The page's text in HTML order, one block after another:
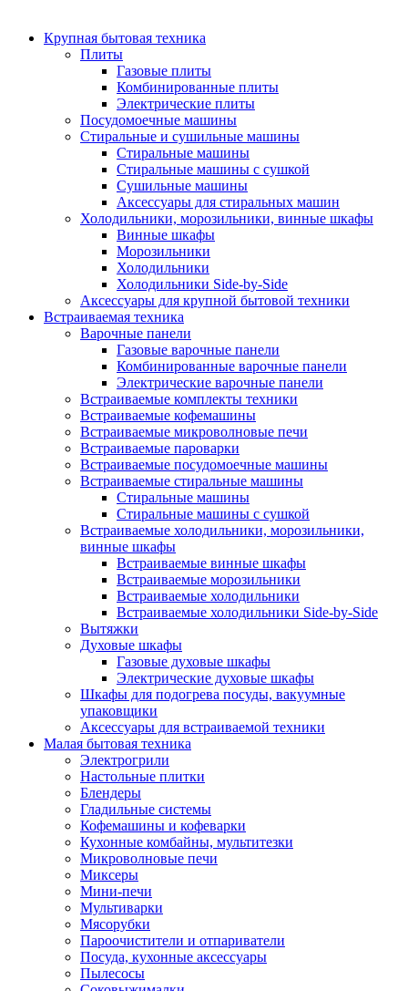
Крупная бытовая техника
Плиты
Газовые плиты
Комбинированные плиты
Электрические плиты
Посудомоечные машины
Стиральные и сушильные машины
Стиральные машины
Стиральные машины с сушкой
Сушильные машины
Аксессуары для стиральных машин
Холодильники, морозильники, винные шкафы
Винные шкафы
Морозильники
Холодильники
Холодильники Side-by-Side
Аксессуары для крупной бытовой техники
Встраиваемая техника
Варочные панели
Газовые варочные панели
Комбинированные варочные панели
Электрические варочные панели
Встраиваемые комплекты техники
Встраиваемые кофемашины
Встраиваемые микроволновые печи
Встраиваемые пароварки
Встраиваемые посудомоечные машины
Встраиваемые стиральные машины
Стиральные машины
Стиральные машины с сушкой
Встраиваемые холодильники, морозильники,
винные шкафы
Встраиваемые винные шкафы
Встраиваемые морозильники
Встраиваемые холодильники
Встраиваемые холодильники Side-by-Side
Вытяжки
Духовые шкафы
Газовые духовые шкафы
Электрические духовые шкафы
Шкафы для подогрева посуды, вакуумные
упаковщики
Аксессуары для встраиваемой техники
Малая бытовая техника
Электрогрили
Настольные плитки
Блендеры
Гладильные системы
Кофемашины и кофеварки
Кухонные комбайны, мультитезки
Микроволновые печи
Миксеры
Мини-печи
Мультиварки
Мясорубки
Пароочистители и отпариватели
Посуда, кухонные аксессуары
Пылесосы